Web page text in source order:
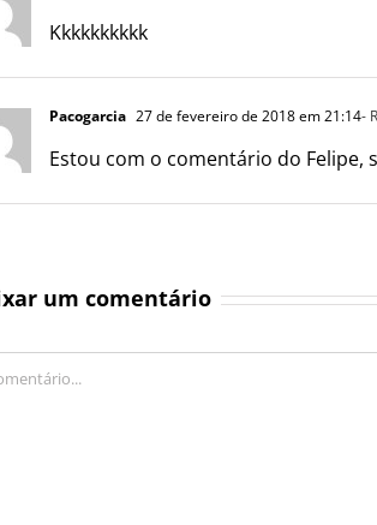
Kkkkkkkkkk
Pacogarcia 27 de fevereiro de 2018 em 21:14-
Estou com o comentário do Felipe,
um comentário